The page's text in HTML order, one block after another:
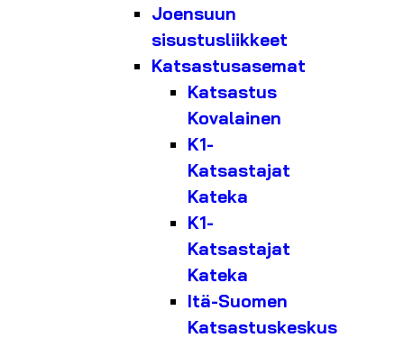
Joensuun
sisustusliikkeet
Katsastusasemat
Katsastus
Kovalainen
K1-
Katsastajat
Kateka
K1-
Katsastajat
Kateka
Itä-Suomen
Katsastuskeskus